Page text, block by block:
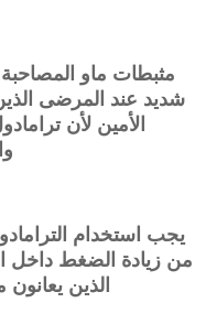
مثبطات ماو
شديد عند المرضى
الأمين لأن
يجب استخدام
من زيادة الضغط داخل
الذين